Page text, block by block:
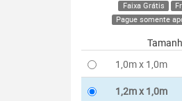
Faixa Grátis
Pague somente
1,0m x 1,0m
1,2m x 1,0m